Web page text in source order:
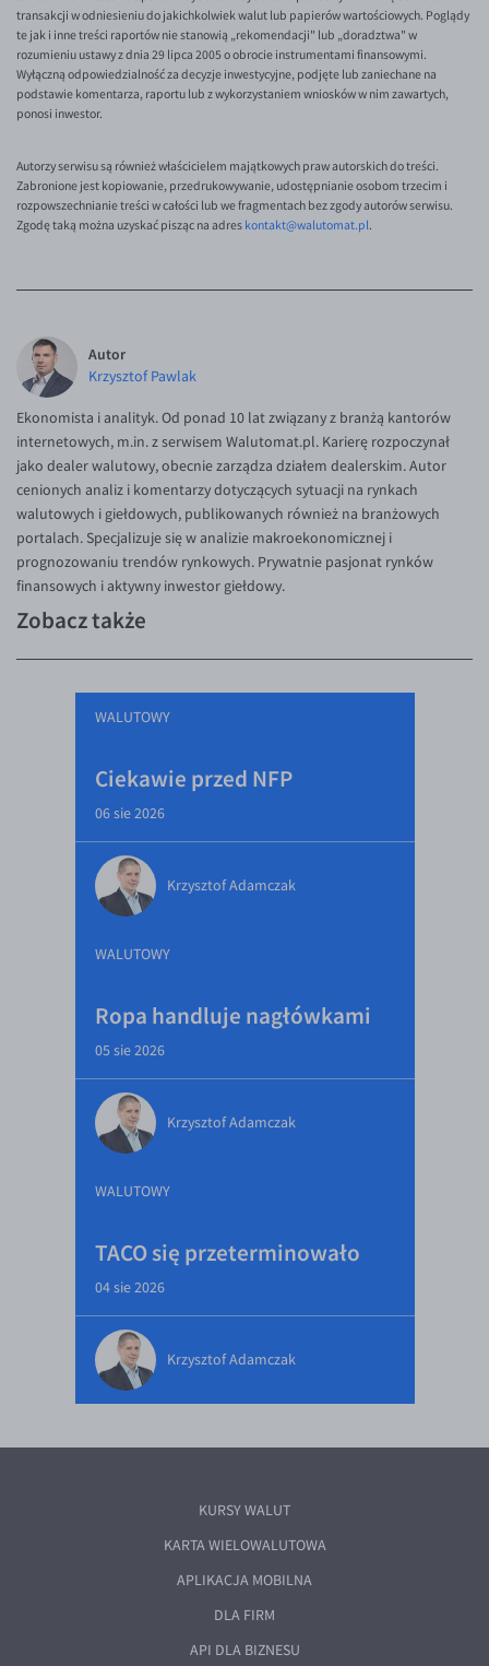
transakcji w odniesieniu do jakichkolwiek walut lub papierów wartościowych. Poglądy
te jak i inne treści raportów nie stanowią „rekomendacji" lub „doradztwa" w
rozumieniu ustawy z dnia 29 lipca 2005 o obrocie instrumentami finansowymi.
Wyłączną odpowiedzialność za decyzje inwestycyjne, podjęte lub zaniechane na
podstawie komentarza, raportu lub z wykorzystaniem wniosków w nim zawartych,
ponosi inwestor.
Autorzy serwisu są również właścicielem majątkowych praw autorskich do treści.
Zabronione jest kopiowanie, przedrukowywanie, udostępnianie osobom trzecim i
rozpowszechnianie treści w całości lub we fragmentach bez zgody autorów serwisu.
Zgodę taką można uzyskać pisząc na adres kontakt@walutomat.pl.
Autor
Krzysztof Pawlak
Ekonomista i analityk. Od ponad 10 lat związany z branżą kantorów
internetowych, m.in. z serwisem Walutomat.pl. Karierę rozpoczynał
jako dealer walutowy, obecnie zarządza działem dealerskim. Autor
cenionych analiz i komentarzy dotyczących sytuacji na rynkach
walutowych i giełdowych, publikowanych również na branżowych
portalach. Specjalizuje się w analizie makroekonomicznej i
prognozowaniu trendów rynkowych. Prywatnie pasjonat rynków
finansowych i aktywny inwestor giełdowy.
Zobacz także
WALUTOWY
Ciekawie przed NFP
06 sie 2026
Krzysztof Adamczak
WALUTOWY
Ropa handluje nagłówkami
05 sie 2026
Krzysztof Adamczak
WALUTOWY
TACO się przeterminowało
04 sie 2026
Krzysztof Adamczak
KURSY WALUT
KARTA WIELOWALUTOWA
APLIKACJA MOBILNA
DLA FIRM
API DLA BIZNESU